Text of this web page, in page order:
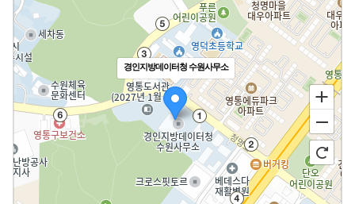
경인지방데이터청 수원사무소